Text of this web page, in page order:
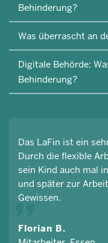
Behinderung?
Was überrascht an
Digitale Behörde:
Behinderung?
Das LaFin ist ein
Durch die flexible
sein Kind auch mal
und später zur
Gewissen.
Florian B.